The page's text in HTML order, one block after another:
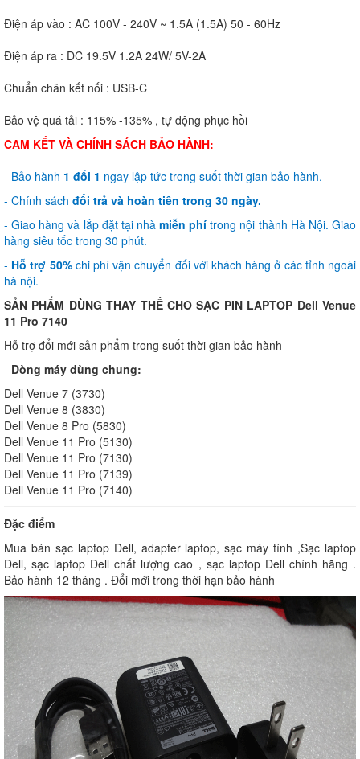
Điện áp vào : AC 100V - 240V ~ 1.5A (1.5A) 50 - 60Hz
Điện áp ra : DC 19.5V 1.2A 24W/ 5V-2A
Chuẩn chân kết nối : USB-C
Bảo vệ quá tải : 115% -135% , tự động phục hồi
CAM KẾT VÀ CHÍNH SÁCH BẢO HÀNH:
- Bảo hành 1 đổi 1 ngay lập tức trong suốt thời gian bảo hành.
- Chính sách đổi trả và hoàn tiền trong 30 ngày.
- Giao hàng và lắp đặt tại nhàmiễn phí trong nội thành Hà Nội. Giao
hàng siêu tốc trong 30 phút.
- Hỗ trợ 50%chi phí vận chuyển đối với khách hàng ở các tỉnh ngoài
hà nội.
SẢN PHẨM DÙNG THAY THẾ CHO SẠC PIN LAPTOP Dell Venue
11 Pro 7140
Hỗ trợ đổi mới sản phẩm trong suốt thời gian bảo hành
- Dòng máy dùng chung:
Dell Venue 7 (3730)
Dell Venue 8 (3830)
Dell Venue 8 Pro (5830)
Dell Venue 11 Pro (5130)
Dell Venue 11 Pro (7130)
Dell Venue 11 Pro (7139)
Dell Venue 11 Pro (7140)
Đặc điểm
Mua bán sạc laptop Dell, adapter laptop, sạc máy tính ,Sạc laptop
Dell, sạc laptop Dell chất lượng cao , sạc laptop Dell chính hãng .
Bảo hành 12 tháng . Đổi mới trong thời hạn bảo hành